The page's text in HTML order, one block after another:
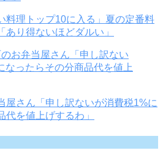
料理トップ10に入る」夏の定番料
り得ないほどダルい」
屋さん「申し訳ないが消費税1%に
代を値上げするわ」